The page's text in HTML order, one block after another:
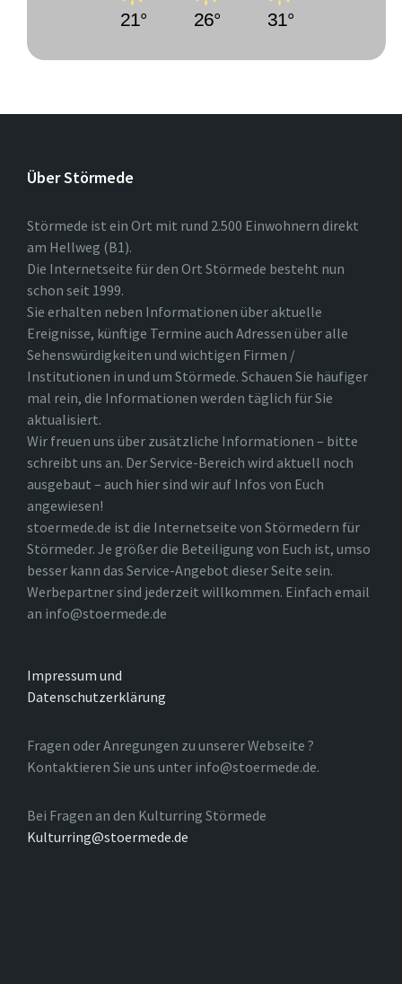
21° 26° 31°
Über Störmede
Störmede ist ein Ort mit rund 2.500 Einwohnern direkt
am Hellweg (B1).
Die Internetseite für den Ort Störmede besteht nun
schon seit 1999.
Sie erhalten neben Informationen über aktuelle
Ereignisse, künftige Termine auch Adressen über alle
Sehenswürdigkeiten und wichtigen Firmen /
Institutionen in und um Störmede. Schauen Sie häufiger
mal rein, die Informationen werden täglich für Sie
aktualisiert.
Wir freuen uns über zusätzliche Informationen – bitte
schreibt uns an. Der Service-Bereich wird aktuell noch
ausgebaut – auch hier sind wir auf Infos von Euch
angewiesen!
stoermede.de ist die Internetseite von Störmedern für
Störmeder. Je größer die Beteiligung von Euch ist, umso
besser kann das Service-Angebot dieser Seite sein.
Werbepartner sind jederzeit willkommen. Einfach email
an info@stoermede.de
Impressum und
Datenschutzerklärung
Fragen oder Anregungen zu unserer Webseite ?
Kontaktieren Sie uns unter info@stoermede.de.
Bei Fragen an den Kulturring Störmede
Kulturring@stoermede.de